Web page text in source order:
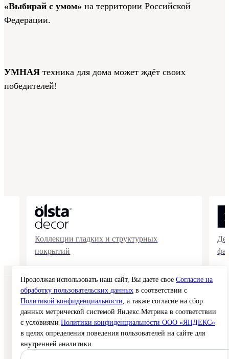
«Выбирай с умом» на территории Российской
Федерации.
УМНАЯ техника для дома может ждёт своих
победителей!
Коллекции гладких и структурных
покрытий
© 2026 Interra Deco Group
Политика конфиденциальности
Согласие на обработку персональных данных
Публичная оферта
Карта сайта
Создание сайта —
Продолжая использовать наш сайт, Вы даете свое Согласие на
обработку пользовательских данных в соответствии с
Политикой конфиденциальности, а также согласие на сбор
данных метрической системой Яндекс.Метрика в соответствии
с условиями Политики конфиденциальности ООО «ЯНДЕКС»
в целях определения поведения пользователей на сайте для
внутренней аналитики.